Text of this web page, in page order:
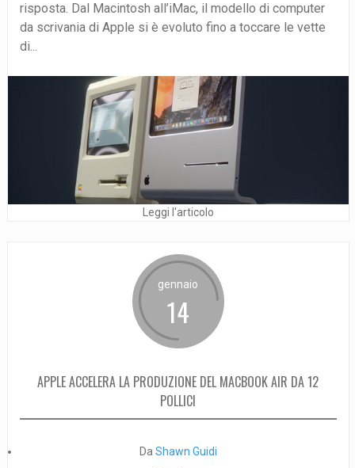
risposta. Dal Macintosh all’iMac, il modello di computer
da scrivania di Apple si è evoluto fino a toccare le vette
di...
Leggi l'articolo
gennaio
14
APPLE ACCELERA LA PRODUZIONE DEL MACBOOK AIR DA 12
POLLICI
Da Shawn Guidi